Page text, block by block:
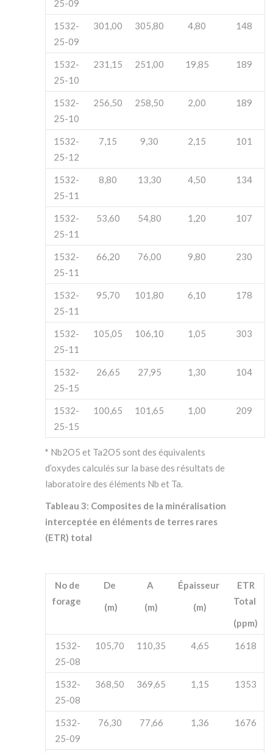
25-09
1532-
25-09
301,00 305,80 4,80 148
1532-
25-10
231,15 251,00 19,85 189
1532-
25-10
256,50 258,50 2,00 189
1532-
25-12
7,15 9,30 2,15 101
1532-
25-11
8,80 13,30 4,50 134
1532-
25-11
53,60 54,80 1,20 107
1532-
25-11
66,20 76,00 9,80 230
1532-
25-11
95,70 101,80 6,10 178
1532-
25-11
105,05 106,10 1,05 303
1532-
25-15
26,65 27,95 1,30 104
1532-
25-15
100,65 101,65 1,00 209
* Nb2O5 et Ta2O5 sont des équivalents
d’oxydes calculés sur la base des résultats de
laboratoire des éléments Nb et Ta.
Tableau 3: Composites de la minéralisation
interceptée en éléments de terres rares
(ETR) total
No de
forage
De
(m)
A
(m)
Épaisseur
(m)
ETR
Total
(ppm)
1532-
25-08
105,70 110,35 4,65 1618
1532-
25-08
368,50 369,65 1,15 1353
1532-
25-09
76,30 77,66 1,36 1676